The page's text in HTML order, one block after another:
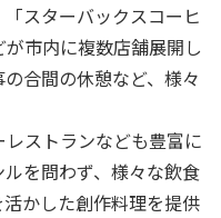
スターバックスコーヒ
市内に複数店舗展開し
合間の休憩など、様々
ストランなども豊富に
を問わず、様々な飲食
かした創作料理を提供